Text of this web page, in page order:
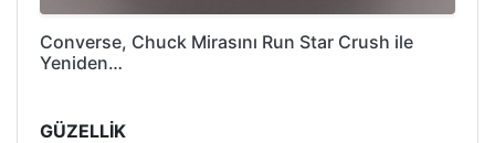
Converse, Chuck Mirasını Run Star Crush ile
Yeniden…
GÜZELLİK